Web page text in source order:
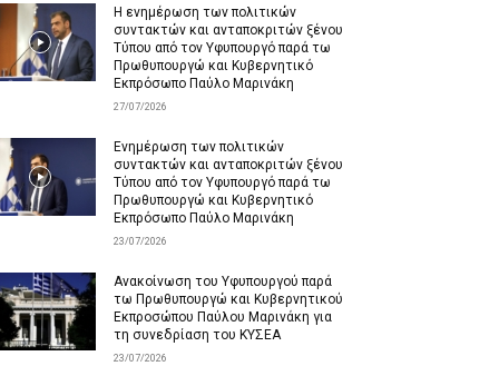
Η ενημέρωση των πολιτικών
συντακτών και ανταποκριτών ξένου
Τύπου από τον Υφυπουργό παρά τω
Πρωθυπουργώ και Κυβερνητικό
Εκπρόσωπο Παύλο Μαρινάκη
27/07/2026
Ενημέρωση των πολιτικών
συντακτών και ανταποκριτών ξένου
Τύπου από τον Υφυπουργό παρά τω
Πρωθυπουργώ και Κυβερνητικό
Εκπρόσωπο Παύλο Μαρινάκη
23/07/2026
Ανακοίνωση του Υφυπουργού παρά
τω Πρωθυπουργώ και Κυβερνητικού
Εκπροσώπου Παύλου Μαρινάκη για
τη συνεδρίαση του ΚΥΣΕΑ
23/07/2026